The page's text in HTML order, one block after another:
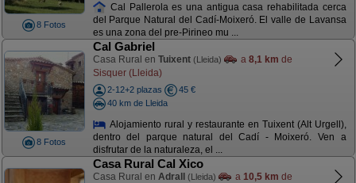
8 Fotos
Cal Pallerola es una antigua casa rehabilitada cerca
del Parque Natural del Cadí-Moixeró. El valle de Lavansa
es una zona del pre-Pirineo mu ...
8 Fotos
Cal Gabriel
Casa Rural en Tuixent (Lleida) a 8,1 km de
Sisquer (Lleida)
2-12+2 plazas
45 €
40 km de Lleida
Alojamiento rural y restaurante en Tuixent (Alt Urgell),
dentro del parque natural del Cadí - Moixeró. Ven a
disfrutar de la naturaleza, el ...
Casa Rural Cal Xico
Casa Rural en Adrall (Lleida) a 10,5 km de